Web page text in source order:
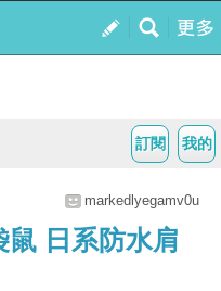
我的
訂閱
markedlyegamv0u
日系防水肩